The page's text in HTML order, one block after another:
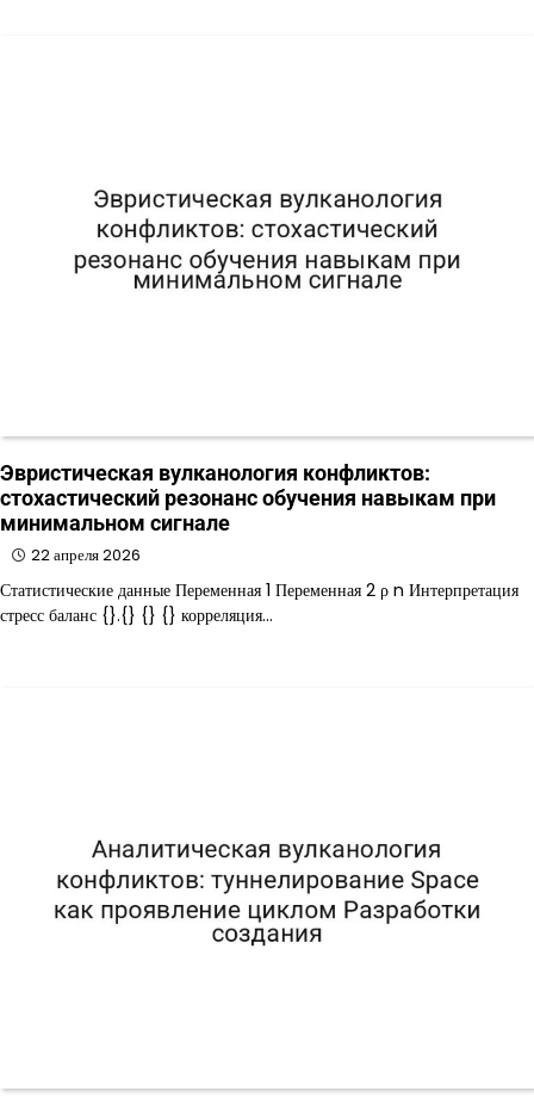
Эвристическая вулканология конфликтов:
стохастический резонанс обучения навыкам при
минимальном сигнале
22 апреля 2026
Статистические данные Переменная 1 Переменная 2 ρ n Интерпретация
стресс баланс {}.{} {} {} корреляция…